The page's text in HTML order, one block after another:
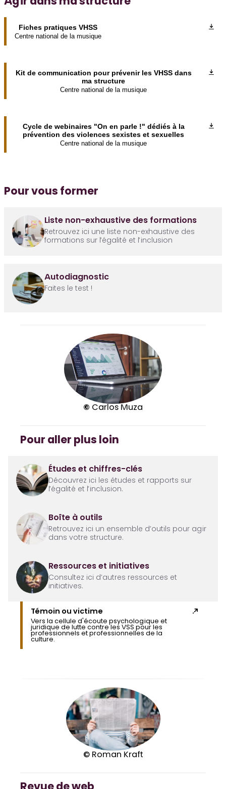
Fiches pratiques VHSS
Centre national de la musique
Kit de communication pour prévenir les VHSS dans
ma structure
Centre national de la musique
Cycle de webinaires "On en parle !" dédiés à la
prévention des violences sexistes et sexuelles
Centre national de la musique
Pour vous former
Liste non-exhaustive des formations
Retrouvez ici une liste non-exhaustive des
formations sur l’égalité et l’inclusion
Autodiagnostic
Faites le test !
© Carlos Muza
Pour aller plus loin
Études et chiffres-clés
Découvrez ici les études et rapports sur
l’égalité et l’inclusion.
Boîte à outils
Retrouvez ici un ensemble d’outils pour agir
dans votre structure.
Ressources et initiatives
Consultez ici d’autres ressources et
initiatives.
Témoin ou victime
Vers la cellule d'écoute psychologique et
juridique de lutte contre les VSS pour les
professionnels et professionnelles de la
culture.
© Roman Kraft